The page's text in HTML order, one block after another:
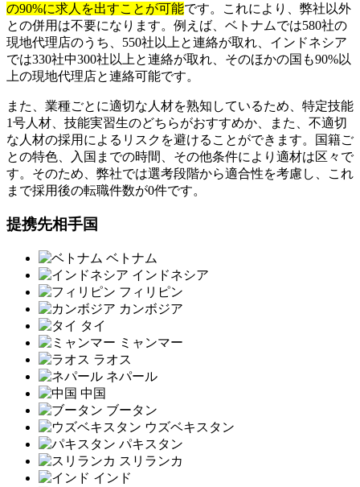
の90%に求人を出すことが可能です。これにより、弊社以外
との併用は不要になります。例えば、ベトナムでは580社の
現地代理店のうち、550社以上と連絡が取れ、インドネシア
では330社中300社以上と連絡が取れ、そのほかの国も90%以
上の現地代理店と連絡可能です。
また、業種ごとに適切な人材を熟知しているため、特定技能
1号人材、技能実習生のどちらがおすすめか、また、不適切
な人材の採用によるリスクを避けることができます。国籍ご
との特色、入国までの時間、その他条件により適材は区々で
す。そのため、弊社では選考段階から適合性を考慮し、これ
まで採用後の転職件数が0件です。
提携先相手国
ベトナム
インドネシア
フィリピン
カンボジア
タイ
ミャンマー
ラオス
ネパール
中国
ブータン
ウズベキスタン
パキスタン
スリランカ
インド